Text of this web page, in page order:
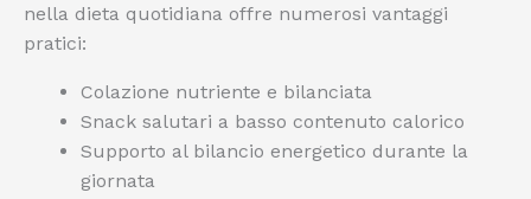
nella dieta quotidiana offre numerosi vantaggi
pratici:
Colazione nutriente e bilanciata
Snack salutari a basso contenuto calorico
Supporto al bilancio energetico durante la
giornata